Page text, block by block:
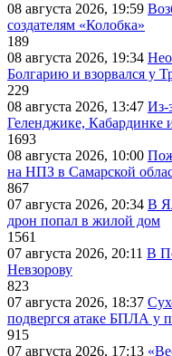
08 августа 2026, 19:59
создателям «Колобка»
189
08 августа 2026, 19:34
Болгарию и взорвался у
229
08 августа 2026, 13:47 Из-
Геленджике, Кабардинке
1693
08 августа 2026, 10:00
на НПЗ в Самарской
867
07 августа 2026, 20:34 В
дрон попал в жилой дом
1561
07 августа 2026, 20:11 В
Невзорову
823
07 августа 2026, 18:37
подвергся атаке БПЛА у
915
07 августа 2026, 17:13